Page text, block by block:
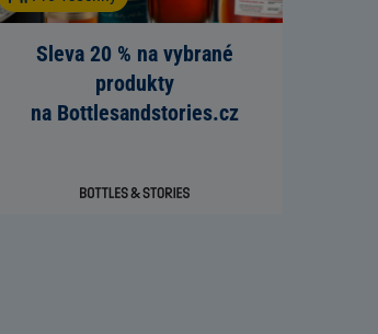
Sleva 20 % na vybrané
produkty
na Bottlesandstories.cz